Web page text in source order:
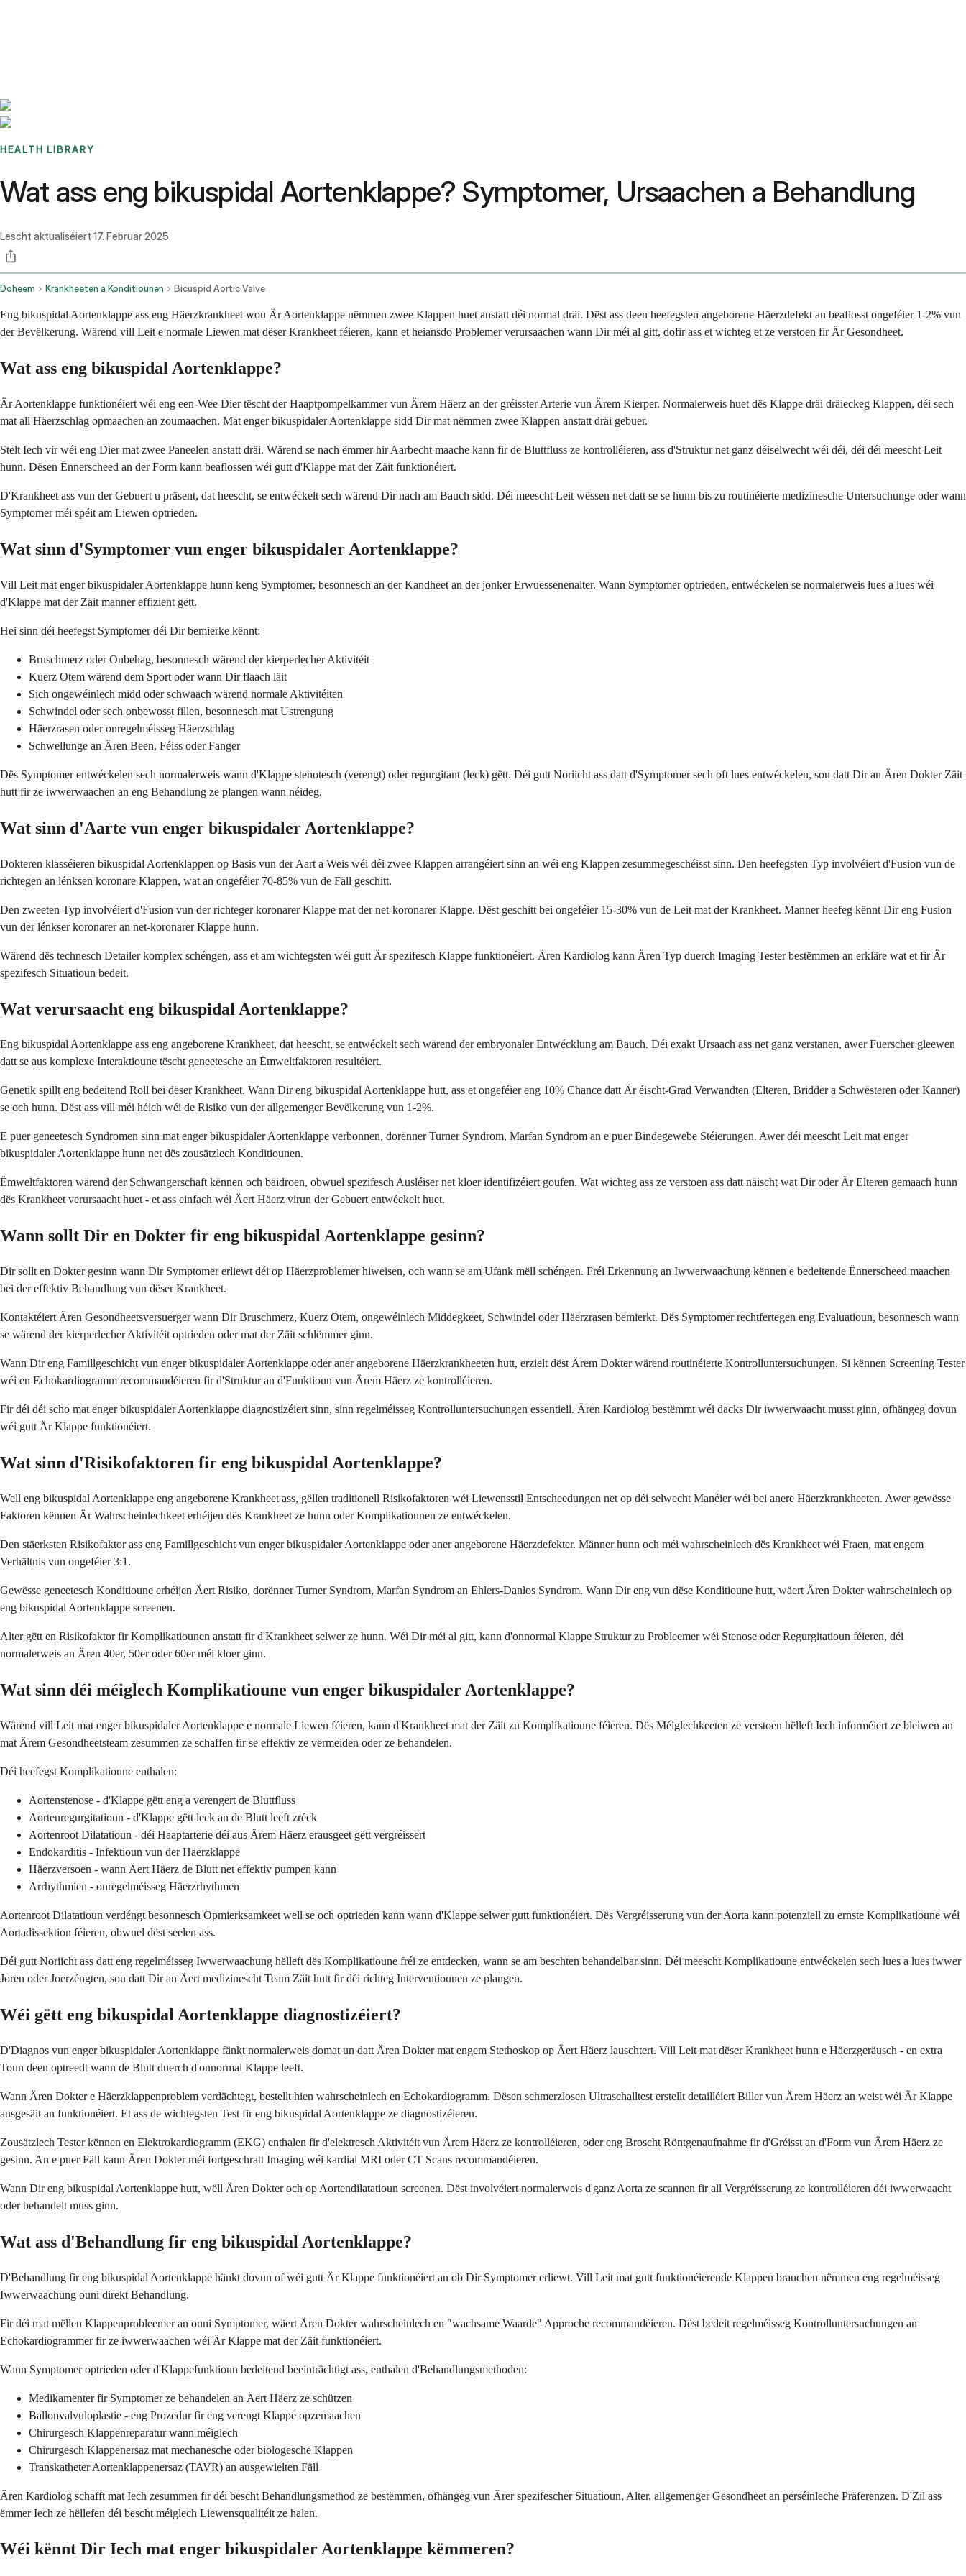
HEALTH LIBRARY
Wat ass eng bikuspidal Aortenklappe? Symptomer, Ursaachen a Behandlung
Lescht aktualiséiert 17. Februar 2025
Doheem Krankheeten a Konditiounen Bicuspid Aortic Valve
Eng bikuspidal Aortenklappe ass eng Häerzkrankheet wou Är Aortenklappe nëmmen zwee Klappen huet anstatt déi normal dräi. Dëst ass deen heefegsten angeborene Häerzdefekt an beaflosst ongeféier 1-2% vun
der Bevëlkerung. Wärend vill Leit e normale Liewen mat dëser Krankheet féieren, kann et heiansdo Problemer verursaachen wann Dir méi al gitt, dofir ass et wichteg et ze verstoen fir Är Gesondheet.
Wat ass eng bikuspidal Aortenklappe?
Är Aortenklappe funktionéiert wéi eng een-Wee Dier tëscht der Haaptpompelkammer vun Ärem Häerz an der gréisster Arterie vun Ärem Kierper. Normalerweis huet dës Klappe dräi dräieckeg Klappen, déi sech
mat all Häerzschlag opmaachen an zoumaachen. Mat enger bikuspidaler Aortenklappe sidd Dir mat nëmmen zwee Klappen anstatt dräi gebuer.
Stelt Iech vir wéi eng Dier mat zwee Paneelen anstatt dräi. Wärend se nach ëmmer hir Aarbecht maache kann fir de Bluttfluss ze kontrolléieren, ass d'Struktur net ganz déiselwecht wéi déi, déi déi meescht Leit
hunn. Dësen Ënnerscheed an der Form kann beaflossen wéi gutt d'Klappe mat der Zäit funktionéiert.
D'Krankheet ass vun der Gebuert u präsent, dat heescht, se entwéckelt sech wärend Dir nach am Bauch sidd. Déi meescht Leit wëssen net datt se se hunn bis zu routinéierte medizinesche Untersuchunge oder wann
Symptomer méi spéit am Liewen optrieden.
Wat sinn d'Symptomer vun enger bikuspidaler Aortenklappe?
Vill Leit mat enger bikuspidaler Aortenklappe hunn keng Symptomer, besonnesch an der Kandheet an der jonker Erwuessenenalter. Wann Symptomer optrieden, entwéckelen se normalerweis lues a lues wéi
d'Klappe mat der Zäit manner effizient gëtt.
Hei sinn déi heefegst Symptomer déi Dir bemierke kënnt:
Bruschmerz oder Onbehag, besonnesch wärend der kierperlecher Aktivitéit
Kuerz Otem wärend dem Sport oder wann Dir flaach läit
Sich ongewéinlech midd oder schwaach wärend normale Aktivitéiten
Schwindel oder sech onbewosst fillen, besonnesch mat Ustrengung
Häerzrasen oder onregelméisseg Häerzschlag
Schwellunge an Ären Been, Féiss oder Fanger
Dës Symptomer entwéckelen sech normalerweis wann d'Klappe stenotesch (verengt) oder regurgitant (leck) gëtt. Déi gutt Noriicht ass datt d'Symptomer sech oft lues entwéckelen, sou datt Dir an Ären Dokter Zäit
hutt fir ze iwwerwaachen an eng Behandlung ze plangen wann néideg.
Wat sinn d'Aarte vun enger bikuspidaler Aortenklappe?
Dokteren klasséieren bikuspidal Aortenklappen op Basis vun der Aart a Weis wéi déi zwee Klappen arrangéiert sinn an wéi eng Klappen zesummegeschéisst sinn. Den heefegsten Typ involvéiert d'Fusion vun de
richtegen an lénksen koronare Klappen, wat an ongeféier 70-85% vun de Fäll geschitt.
Den zweeten Typ involvéiert d'Fusion vun der richteger koronarer Klappe mat der net-koronarer Klappe. Dëst geschitt bei ongeféier 15-30% vun de Leit mat der Krankheet. Manner heefeg kënnt Dir eng Fusion
vun der lénkser koronarer an net-koronarer Klappe hunn.
Wärend dës technesch Detailer komplex schéngen, ass et am wichtegsten wéi gutt Är spezifesch Klappe funktionéiert. Ären Kardiolog kann Ären Typ duerch Imaging Tester bestëmmen an erkläre wat et fir Är
spezifesch Situatioun bedeit.
Wat verursaacht eng bikuspidal Aortenklappe?
Eng bikuspidal Aortenklappe ass eng angeborene Krankheet, dat heescht, se entwéckelt sech wärend der embryonaler Entwécklung am Bauch. Déi exakt Ursaach ass net ganz verstanen, awer Fuerscher gleewen
datt se aus komplexe Interaktioune tëscht geneetesche an Ëmweltfaktoren resultéiert.
Genetik spillt eng bedeitend Roll bei dëser Krankheet. Wann Dir eng bikuspidal Aortenklappe hutt, ass et ongeféier eng 10% Chance datt Är éischt-Grad Verwandten (Elteren, Bridder a Schwësteren oder Kanner)
se och hunn. Dëst ass vill méi héich wéi de Risiko vun der allgemenger Bevëlkerung vun 1-2%.
E puer geneetesch Syndromen sinn mat enger bikuspidaler Aortenklappe verbonnen, dorënner Turner Syndrom, Marfan Syndrom an e puer Bindegewebe Stéierungen. Awer déi meescht Leit mat enger
bikuspidaler Aortenklappe hunn net dës zousätzlech Konditiounen.
Ëmweltfaktoren wärend der Schwangerschaft kënnen och bäidroen, obwuel spezifesch Ausléiser net kloer identifizéiert goufen. Wat wichteg ass ze verstoen ass datt näischt wat Dir oder Är Elteren gemaach hunn
dës Krankheet verursaacht huet - et ass einfach wéi Äert Häerz virun der Gebuert entwéckelt huet.
Wann sollt Dir en Dokter fir eng bikuspidal Aortenklappe gesinn?
Dir sollt en Dokter gesinn wann Dir Symptomer erliewt déi op Häerzproblemer hiweisen, och wann se am Ufank mëll schéngen. Fréi Erkennung an Iwwerwaachung kënnen e bedeitende Ënnerscheed maachen
bei der effektiv Behandlung vun dëser Krankheet.
Kontaktéiert Ären Gesondheetsversuerger wann Dir Bruschmerz, Kuerz Otem, ongewéinlech Middegkeet, Schwindel oder Häerzrasen bemierkt. Dës Symptomer rechtfertegen eng Evaluatioun, besonnesch wann
se wärend der kierperlecher Aktivitéit optrieden oder mat der Zäit schlëmmer ginn.
Wann Dir eng Famillgeschicht vun enger bikuspidaler Aortenklappe oder aner angeborene Häerzkrankheeten hutt, erzielt dëst Ärem Dokter wärend routinéierte Kontrolluntersuchungen. Si kënnen Screening Tester
wéi en Echokardiogramm recommandéieren fir d'Struktur an d'Funktioun vun Ärem Häerz ze kontrolléieren.
Fir déi déi scho mat enger bikuspidaler Aortenklappe diagnostizéiert sinn, sinn regelméisseg Kontrolluntersuchungen essentiell. Ären Kardiolog bestëmmt wéi dacks Dir iwwerwaacht musst ginn, ofhängeg dovun
wéi gutt Är Klappe funktionéiert.
Wat sinn d'Risikofaktoren fir eng bikuspidal Aortenklappe?
Well eng bikuspidal Aortenklappe eng angeborene Krankheet ass, gëllen traditionell Risikofaktoren wéi Liewensstil Entscheedungen net op déi selwecht Manéier wéi bei anere Häerzkrankheeten. Awer gewësse
Faktoren kënnen Är Wahrscheinlechkeet erhéijen dës Krankheet ze hunn oder Komplikatiounen ze entwéckelen.
Den stäerksten Risikofaktor ass eng Famillgeschicht vun enger bikuspidaler Aortenklappe oder aner angeborene Häerzdefekter. Männer hunn och méi wahrscheinlech dës Krankheet wéi Fraen, mat engem
Verhältnis vun ongeféier 3:1.
Gewësse geneetesch Konditioune erhéijen Äert Risiko, dorënner Turner Syndrom, Marfan Syndrom an Ehlers-Danlos Syndrom. Wann Dir eng vun dëse Konditioune hutt, wäert Ären Dokter wahrscheinlech op
eng bikuspidal Aortenklappe screenen.
Alter gëtt en Risikofaktor fir Komplikatiounen anstatt fir d'Krankheet selwer ze hunn. Wéi Dir méi al gitt, kann d'onnormal Klappe Struktur zu Probleemer wéi Stenose oder Regurgitatioun féieren, déi
normalerweis an Ären 40er, 50er oder 60er méi kloer ginn.
Wat sinn déi méiglech Komplikatioune vun enger bikuspidaler Aortenklappe?
Wärend vill Leit mat enger bikuspidaler Aortenklappe e normale Liewen féieren, kann d'Krankheet mat der Zäit zu Komplikatioune féieren. Dës Méiglechkeeten ze verstoen hëlleft Iech informéiert ze bleiwen an
mat Ärem Gesondheetsteam zesummen ze schaffen fir se effektiv ze vermeiden oder ze behandelen.
Déi heefegst Komplikatioune enthalen:
Aortenstenose - d'Klappe gëtt eng a verengert de Bluttfluss
Aortenregurgitatioun - d'Klappe gëtt leck an de Blutt leeft zréck
Aortenroot Dilatatioun - déi Haaptarterie déi aus Ärem Häerz erausgeet gëtt vergréissert
Endokarditis - Infektioun vun der Häerzklappe
Häerzversoen - wann Äert Häerz de Blutt net effektiv pumpen kann
Arrhythmien - onregelméisseg Häerzrhythmen
Aortenroot Dilatatioun verdéngt besonnesch Opmierksamkeet well se och optrieden kann wann d'Klappe selwer gutt funktionéiert. Dës Vergréisserung vun der Aorta kann potenziell zu ernste Komplikatioune wéi
Aortadissektion féieren, obwuel dëst seelen ass.
Déi gutt Noriicht ass datt eng regelméisseg Iwwerwaachung hëlleft dës Komplikatioune fréi ze entdecken, wann se am beschten behandelbar sinn. Déi meescht Komplikatioune entwéckelen sech lues a lues iwwer
Joren oder Joerzéngten, sou datt Dir an Äert medizinescht Team Zäit hutt fir déi richteg Interventiounen ze plangen.
Wéi gëtt eng bikuspidal Aortenklappe diagnostizéiert?
D'Diagnos vun enger bikuspidaler Aortenklappe fänkt normalerweis domat un datt Ären Dokter mat engem Stethoskop op Äert Häerz lauschtert. Vill Leit mat dëser Krankheet hunn e Häerzgeräusch - en extra
Toun deen optreedt wann de Blutt duerch d'onnormal Klappe leeft.
Wann Ären Dokter e Häerzklappenproblem verdächtegt, bestellt hien wahrscheinlech en Echokardiogramm. Dësen schmerzlosen Ultraschalltest erstellt detailléiert Biller vun Ärem Häerz an weist wéi Är Klappe
ausgesäit an funktionéiert. Et ass de wichtegsten Test fir eng bikuspidal Aortenklappe ze diagnostizéieren.
Zousätzlech Tester kënnen en Elektrokardiogramm (EKG) enthalen fir d'elektresch Aktivitéit vun Ärem Häerz ze kontrolléieren, oder eng Broscht Röntgenaufnahme fir d'Gréisst an d'Form vun Ärem Häerz ze
gesinn. An e puer Fäll kann Ären Dokter méi fortgeschratt Imaging wéi kardial MRI oder CT Scans recommandéieren.
Wann Dir eng bikuspidal Aortenklappe hutt, wëll Ären Dokter och op Aortendilatatioun screenen. Dëst involvéiert normalerweis d'ganz Aorta ze scannen fir all Vergréisserung ze kontrolléieren déi iwwerwaacht
oder behandelt muss ginn.
Wat ass d'Behandlung fir eng bikuspidal Aortenklappe?
D'Behandlung fir eng bikuspidal Aortenklappe hänkt dovun of wéi gutt Är Klappe funktionéiert an ob Dir Symptomer erliewt. Vill Leit mat gutt funktionéierende Klappen brauchen nëmmen eng regelméisseg
Iwwerwaachung ouni direkt Behandlung.
Fir déi mat mëllen Klappenprobleemer an ouni Symptomer, wäert Ären Dokter wahrscheinlech en "wachsame Waarde" Approche recommandéieren. Dëst bedeit regelméisseg Kontrolluntersuchungen an
Echokardiogrammer fir ze iwwerwaachen wéi Är Klappe mat der Zäit funktionéiert.
Wann Symptomer optrieden oder d'Klappefunktioun bedeitend beeinträchtigt ass, enthalen d'Behandlungsmethoden:
Medikamenter fir Symptomer ze behandelen an Äert Häerz ze schützen
Ballonvalvuloplastie - eng Prozedur fir eng verengt Klappe opzemaachen
Chirurgesch Klappenreparatur wann méiglech
Chirurgesch Klappenersaz mat mechanesche oder biologesche Klappen
Transkatheter Aortenklappenersaz (TAVR) an ausgewielten Fäll
Ären Kardiolog schafft mat Iech zesummen fir déi bescht Behandlungsmethod ze bestëmmen, ofhängeg vun Ärer spezifescher Situatioun, Alter, allgemenger Gesondheet an perséinleche Präferenzen. D'Zil ass
ëmmer Iech ze hëllefen déi bescht méiglech Liewensqualitéit ze halen.
Wéi kënnt Dir Iech mat enger bikuspidaler Aortenklappe këmmeren?